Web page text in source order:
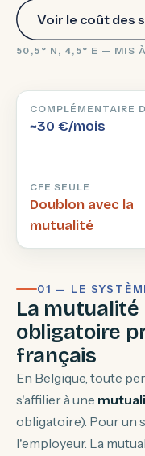
Voir le coût des
50,5° N, 4,5° E — MIS
COMPLÉMENTAIRE
~30 €/mois
CFE SEULE
Doublon avec la
mutualité
01 — LE
La
obligatoire
français
En Belgique, toute
s'affilier à une
obligatoire). Pour un
l'employeur. La